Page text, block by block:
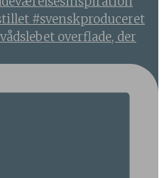
overflade, der